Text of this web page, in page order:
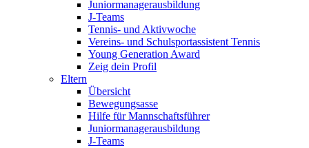
Juniormanagerausbildung
J-Teams
Tennis- und Aktivwoche
Vereins- und Schulsportassistent Tennis
Young Generation Award
Zeig dein Profil
Eltern
Übersicht
Bewegungsasse
Hilfe für Mannschaftsführer
Juniormanagerausbildung
J-Teams